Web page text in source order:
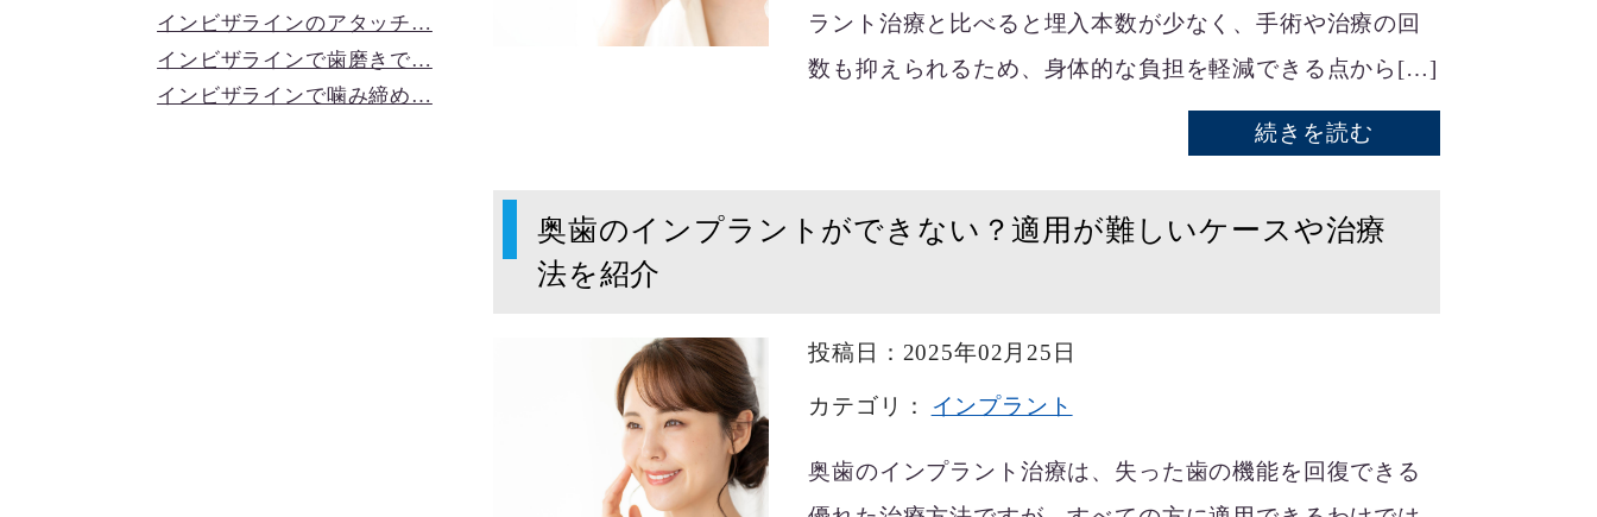
ラント治療と比べると埋入本数が少なく、手術や治療の回
数も抑えられるため、身体的な負担を軽減できる点から[…]
続きを読む
奥歯のインプラントができない？適用が難しいケースや治療
法を紹介
投稿日：2025年02月25日
カテゴリ： インプラント
奥歯のインプラント治療は、失った歯の機能を回復できる
インビザラインのアタッチ…
インビザラインで歯磨きで…
インビザラインで噛み締め…